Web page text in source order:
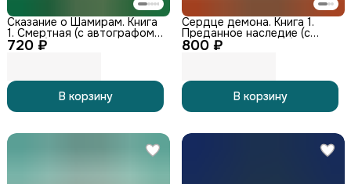
720 ₽
Сказание о Шамирам. Книга
1. Смертная (с автографом
автора)
В корзину
800 ₽
Сердце демона. Книга 1.
Преданное наследие (с
автографом автора)
В корзину